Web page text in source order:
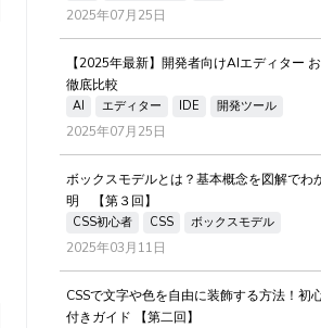
2025年07月25日
【2025年最新】開発者向けAIエディター
徹底比較
AI エディター IDE 開発ツール
2025年07月25日
ボックスモデルとは？基本概念を図解でわ
明 【第３回】
CSS初心者 CSS ボックスモデル
2025年03月11日
CSSで文字や色を自由に装飾する方法！初
付きガイド 【第二回】